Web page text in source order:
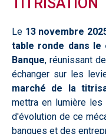
Le 13 novembre
table ronde dans le
Banque, réunissant
échanger sur les
marché de la
mettra en lumière
d'évolution de ce
banques et des